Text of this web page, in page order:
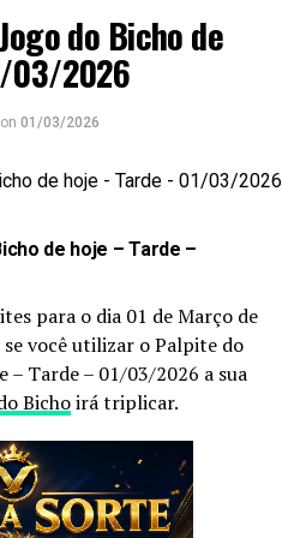
os nossos
Palpites do Jogo
:
2023 Noite
88
8587 – 8588
8
1
previsões atualizadas
a página de palpites do
do Bicho de
03/2026
on 01/03/2026
de hoje – Tarde –
para o dia 01 de Março de
você utilizar o Palpite do
– Tarde – 01/03/2026 a sua
Bichoirá triplicar.